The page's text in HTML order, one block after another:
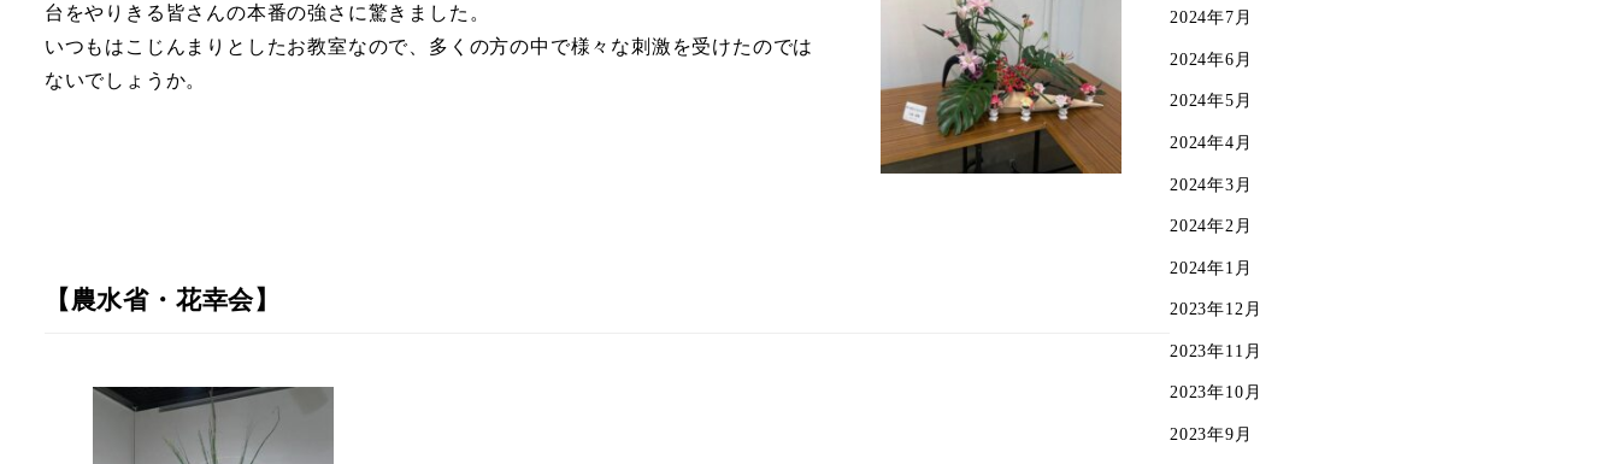
台をやりきる皆さんの本番の強さに驚きました。
いつもはこじんまりとしたお教室なので、多くの方の中で様々な刺激を受けたのでは
ないでしょうか。
【農水省・花幸会】
2024年7月
2024年6月
2024年5月
2024年4月
2024年3月
2024年2月
2024年1月
2023年12月
2023年11月
2023年10月
2023年9月